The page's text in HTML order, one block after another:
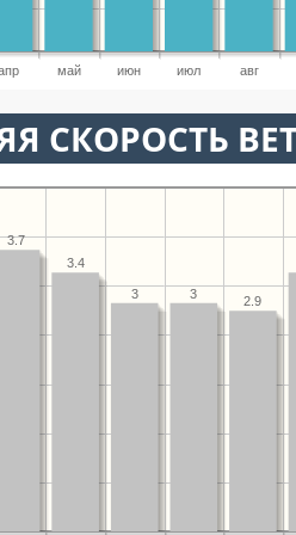
май июн июл авг
СКОРОСТЬ
2.9
3
3
3.4
3.7